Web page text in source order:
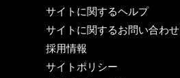
サイトに関するヘルプ
サイトに関するお問い合わせ
採用情報
サイトポリシー